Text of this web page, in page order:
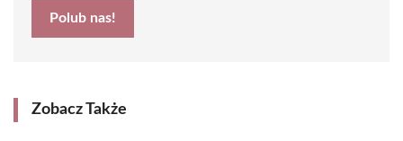
Polub nas!
Zobacz Także